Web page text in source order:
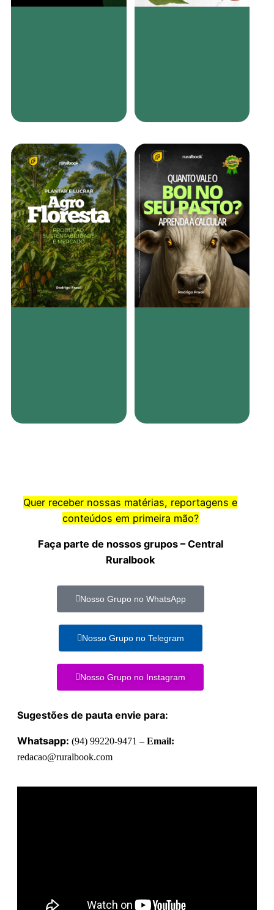
Quer receber nossas matérias, reportagens e
conteúdos em primeira mão?
Faça parte de nossos grupos – Central
Ruralbook
Nosso Grupo no WhatsApp
Nosso Grupo no Telegram
Nosso Grupo no Instagram
Sugestões de pauta envie para:
Whatsapp: (94) 99220-9471 – Email:
redacao@ruralbook.com